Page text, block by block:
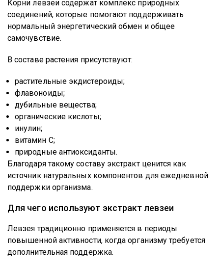
Корни левзеи содержат комплекс природных
соединений, которые помогают поддерживать
нормальный энергетический обмен и общее
самочувствие.
В составе растения присутствуют:
растительные экдистероиды;
флавоноиды;
дубильные вещества;
органические кислоты;
инулин;
витамин С;
природные антиоксиданты.
Благодаря такому составу экстракт ценится как
источник натуральных компонентов для ежедневной
поддержки организма.
Для чего используют экстракт левзеи
Левзея традиционно применяется в периоды
повышенной активности, когда организму требуется
дополнительная поддержка.